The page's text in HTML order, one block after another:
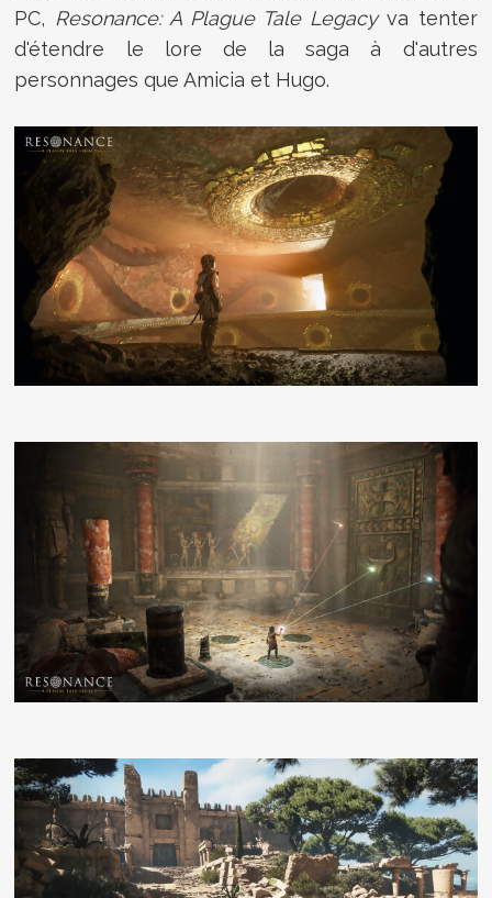
PC, Resonance: A Plague Tale Legacyva tenter
d'étendre le lore de la saga à d'autres
personnages que Amicia et Hugo.